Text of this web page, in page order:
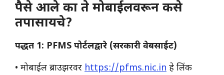
पैसे आले का ते मोबाईलवरून कसे
तपासायचे?
पद्धत 1: PFMS पोर्टलद्वारे (सरकारी वेबसाईट)
• मोबाईल ब्राउझरवर https://pfms.nic.in हे लिंक